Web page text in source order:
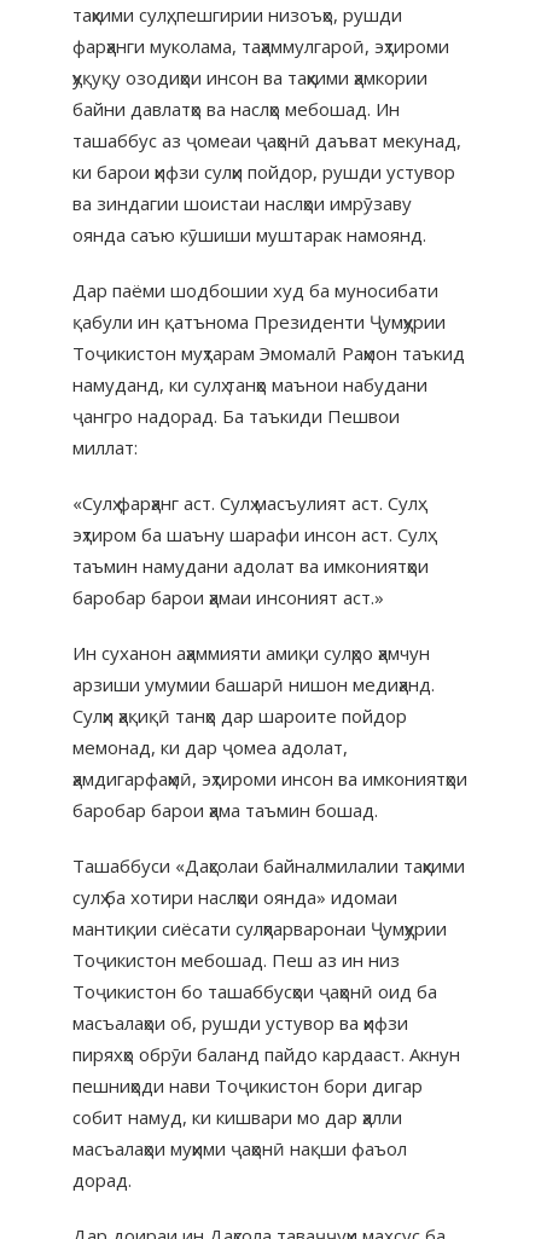
таҳкими сулҳ, пешгирии низоъҳо, рушди
фарҳанги муколама, таҳаммулгароӣ, эҳтироми
ҳуқуқу озодиҳои инсон ва таҳкими ҳамкории
байни давлатҳо ва наслҳо мебошад. Ин
ташаббус аз ҷомеаи ҷаҳонӣ даъват мекунад,
ки барои ҳифзи сулҳи пойдор, рушди устувор
ва зиндагии шоистаи наслҳои имрӯзаву
оянда саъю кӯшиши муштарак намоянд.
Дар паёми шодбошии худ ба муносибати
қабули ин қатънома Президенти Ҷумҳурии
Тоҷикистон муҳтарам Эмомалӣ Раҳмон таъкид
намуданд, ки сулҳ танҳо маънои набудани
ҷангро надорад. Ба таъкиди Пешвои
миллат:
«Сулҳ фарҳанг аст. Сулҳ масъулият аст. Сулҳ
эҳтиром ба шаъну шарафи инсон аст. Сулҳ
таъмин намудани адолат ва имкониятҳои
баробар барои ҳамаи инсоният аст.»
Ин суханон аҳаммияти амиқи сулҳро ҳамчун
арзиши умумии башарӣ нишон медиҳанд.
Сулҳи ҳақиқӣ танҳо дар шароите пойдор
мемонад, ки дар ҷомеа адолат,
ҳамдигарфаҳмӣ, эҳтироми инсон ва имкониятҳои
баробар барои ҳама таъмин бошад.
Ташаббуси «Даҳсолаи байналмилалии таҳкими
сулҳ ба хотири наслҳои оянда» идомаи
мантиқии сиёсати сулҳпарваронаи Ҷумҳурии
Тоҷикистон мебошад. Пеш аз ин низ
Тоҷикистон бо ташаббусҳои ҷаҳонӣ оид ба
масъалаҳои об, рушди устувор ва ҳифзи
пиряхҳо обрӯи баланд пайдо кардааст. Акнун
пешниҳоди нави Тоҷикистон бори дигар
собит намуд, ки кишвари мо дар ҳалли
масъалаҳои муҳими ҷаҳонӣ нақши фаъол
дорад.